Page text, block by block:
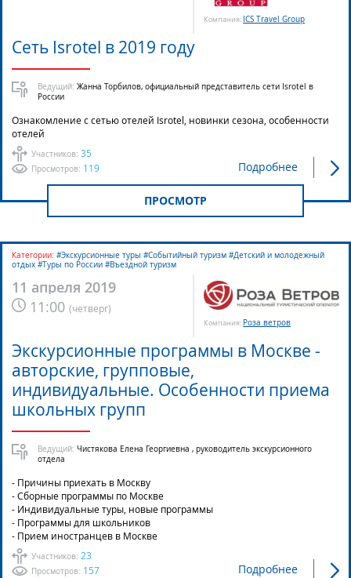
Компания: ICS Travel Group
Участников: 35
Просмотров: 119
Сеть Isrotel в 2019 году
Ведущий: Жанна Торбилов, официальный представитель сети Isrotel в
России
Ознакомление с сетью отелей Isrotel, новинки сезона, особенности
отелей
Подробнее
ПРОСМОТР
11 апреля 2019
11:00 (четверг)
Компания: Роза ветров
Участников: 23
Просмотров: 157
Категории: #Экскурсионные туры #Событийный туризм #Детский и молодежный
отдых #Туры по России #Въездной туризм
Экскурсионные программы в Москве -
авторские, групповые,
индивидуальные. Особенности приема
школьных групп
Ведущий: Чистякова Елена Георгиевна , руководитель экскурсионного
отдела
- Причины приехать в Москву
- Сборные программы по Москве
- Индивидуальные туры, новые программы
- Программы для школьников
- Прием иностранцев в Москве
Подробнее